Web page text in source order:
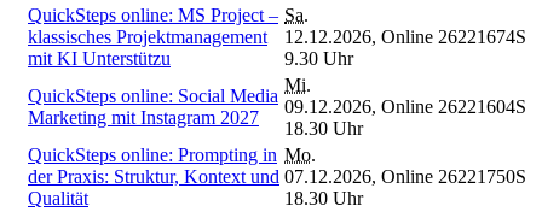
QuickSteps online: MS Project –
klassisches Projektmanagement
mit KI Unterstützu
Sa.
12.12.2026,
9.30 Uhr
Online 26221674S
QuickSteps online: Social Media
Marketing mit Instagram 2027
Mi.
09.12.2026,
18.30 Uhr
Online 26221604S
QuickSteps online: Prompting in
der Praxis: Struktur, Kontext und
Qualität
Mo.
07.12.2026,
18.30 Uhr
Online 26221750S